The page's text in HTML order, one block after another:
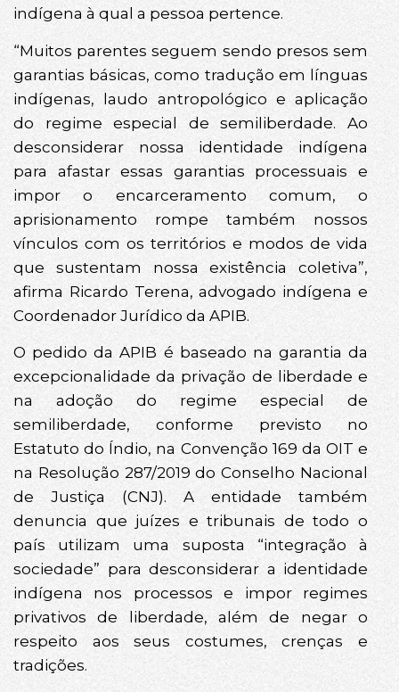
indígena à qual a pessoa pertence.
“Muitos parentes seguem sendo presos sem
garantias básicas, como tradução em línguas
indígenas, laudo antropológico e aplicação
do regime especial de semiliberdade. Ao
desconsiderar nossa identidade indígena
para afastar essas garantias processuais e
impor o encarceramento comum, o
aprisionamento rompe também nossos
vínculos com os territórios e modos de vida
que sustentam nossa existência coletiva”,
afirma Ricardo Terena, advogado indígena e
Coordenador Jurídico da APIB.
O pedido da APIB é baseado na garantia da
excepcionalidade da privação de liberdade e
na adoção do regime especial de
semiliberdade, conforme previsto no
Estatuto do Índio, na Convenção 169 da OIT e
na Resolução 287/2019 do Conselho Nacional
de Justiça (CNJ). A entidade também
denuncia que juízes e tribunais de todo o
país utilizam uma suposta “integração à
sociedade” para desconsiderar a identidade
indígena nos processos e impor regimes
privativos de liberdade, além de negar o
respeito aos seus costumes, crenças e
tradições.